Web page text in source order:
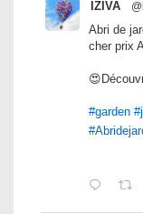
IZIVA
Abri de
cher prix
#garden